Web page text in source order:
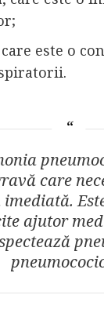
este o
care
ajutor